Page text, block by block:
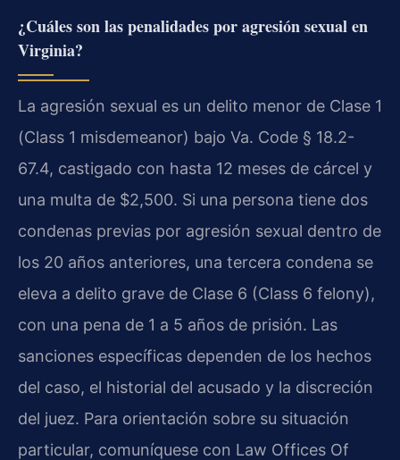
¿Cuáles son las penalidades por agresión sexual en
Virginia?
La agresión sexual es un delito menor de Clase 1
(Class 1 misdemeanor) bajo Va. Code § 18.2-
67.4, castigado con hasta 12 meses de cárcel y
una multa de $2,500. Si una persona tiene dos
condenas previas por agresión sexual dentro de
los 20 años anteriores, una tercera condena se
eleva a delito grave de Clase 6 (Class 6 felony),
con una pena de 1 a 5 años de prisión. Las
sanciones específicas dependen de los hechos
del caso, el historial del acusado y la discreción
del juez. Para orientación sobre su situación
particular, comuníquese con Law Offices Of